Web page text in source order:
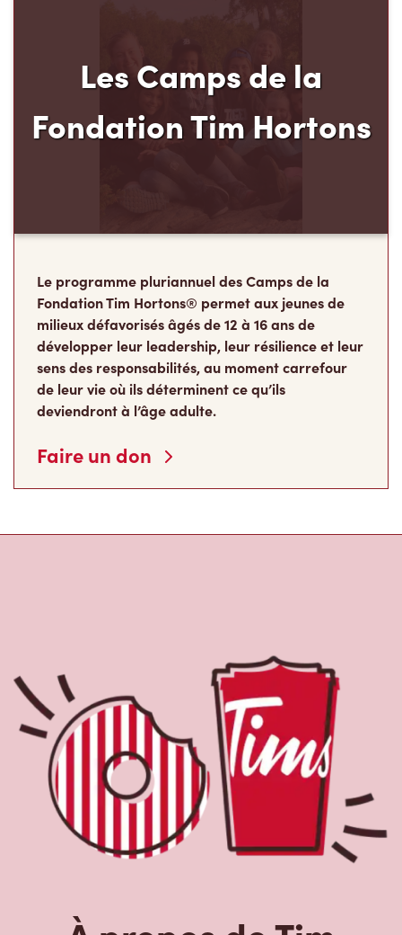
Les Camps de la
Fondation Tim Hortons
Le programme pluriannuel des Camps de la
Fondation Tim Hortons® permet aux jeunes de
milieux défavorisés âgés de 12 à 16 ans de
développer leur leadership, leur résilience et leur
sens des responsabilités, au moment carrefour
de leur vie où ils déterminent ce qu’ils
deviendront à l’âge adulte.
Faire un don